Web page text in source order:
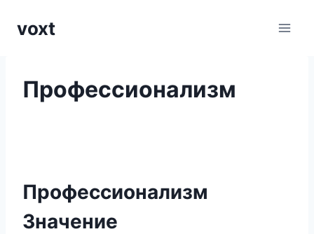
voxt
Профессионализм
Профессионализм
Значение